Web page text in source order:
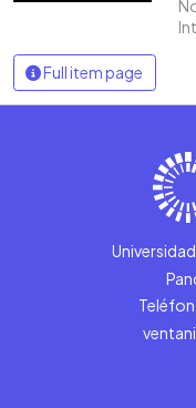
Full item page